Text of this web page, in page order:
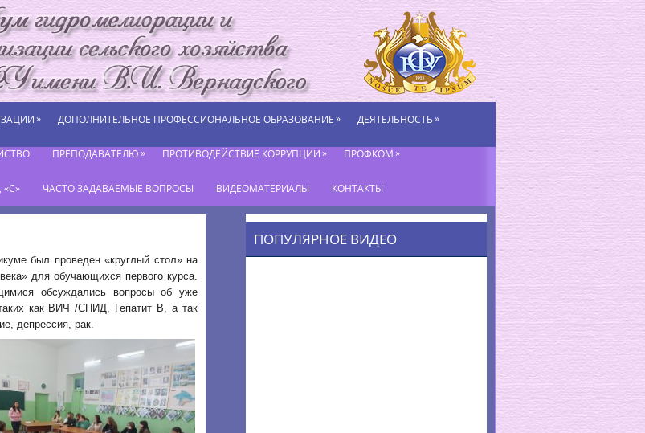
» ДОПОЛНИТЕЛЬНОЕ ПРОФЕССИОНАЛЬНОЕ ОБРАЗОВАНИЕ» ДЕЯТЕЛЬНОСТЬ»
ПРЕПОДАВАТЕЛЮ» ПРОТИВОДЕЙСТВИЕ КОРРУПЦИИ» ПРОФКОМ»
ЧАСТО ЗАДАВАЕМЫЕ ВОПРОСЫ ВИДЕОМАТЕРИАЛЫ КОНТАКТЫ
был проведен «круглый стол» на
для обучающихся первого курса.
обсуждались вопросы об уже
как ВИЧ /СПИД, Гепатит В, а так
депрессия, рак.
ПОПУЛЯРНОЕ ВИДЕО